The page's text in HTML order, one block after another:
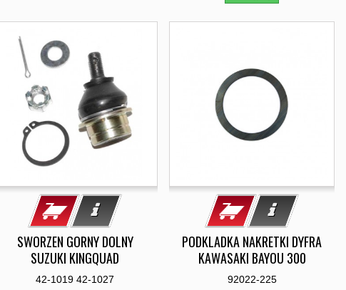
SWORZEN GORNY DOLNY
SUZUKI KINGQUAD
42-1019 42-1027
PODKLADKA NAKRETKI DYFRA
KAWASAKI BAYOU 300
92022-225